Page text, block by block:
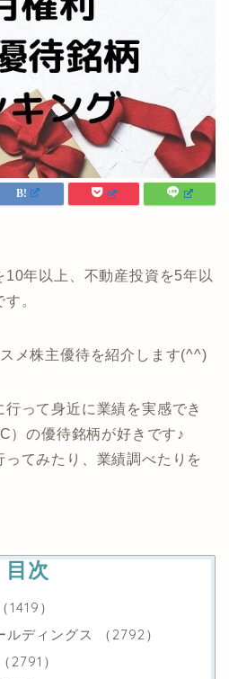
10年以上、不動産投資を5年以
。
メ株主優待を紹介します(^^)
って身近に業績を実感でき
）の優待銘柄が好きです♪
てみたり、業績調べたりを
目次
）
ディングス （2792）
2791）